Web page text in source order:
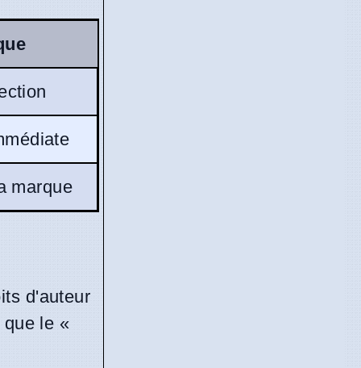
marque
d'auteur
le «